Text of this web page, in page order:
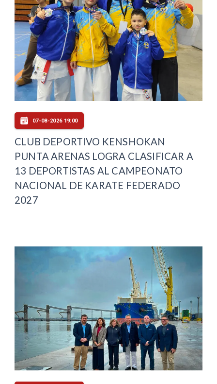
07-08-2026 19:00
CLUB DEPORTIVO KENSHOKAN
PUNTA ARENAS LOGRA CLASIFICAR A
13 DEPORTISTAS AL CAMPEONATO
NACIONAL DE KARATE FEDERADO
2027